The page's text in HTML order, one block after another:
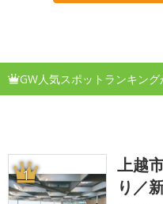
GW人気スポットランキング
1
上越
り／